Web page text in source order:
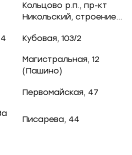
Кольцово р.п., пр-кт
Никольский, строение
Кубовая, 103/2
Магистральная, 12
(Пашино)
Первомайская, 47
Писарева, 44
В корзину
"Снежный краб"